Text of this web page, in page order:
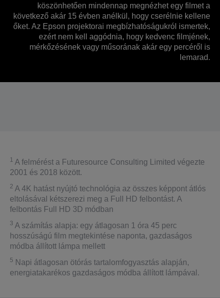
köszönhetően mindennap megnézhet egy filmet a
következő akár 15 évben anélkül, hogy cserélnie kellene
őket. Az Epson projektorai megbízhatóságukról ismertek,
ezért nem kell aggódnia, hogy kedvenc filmjének,
mérkőzésének vagy műsorának akár egy percéről is
lemarad.
1 A felmérést a Futuresource Consulting Limited végezte
2001 és 2018 között.
2 A 4K hatást nyújtó technológia az összes képpont átlós
eltolásával kétszerezi meg a Full HD felbontást. A
felbontás Full HD 3D módban
3 A számítás alapja: egy átlagosan 1 óra 45 perc
hosszúságú film megtekintése naponta, gazdaságos
módba állított lámpa mellett
5 Napi átlagosan ötórás tartalomfogyasztás alapján,
energiatakarékos gazdaságos módba állított lámpával.